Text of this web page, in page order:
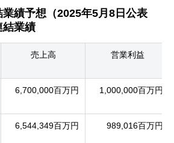
業績予想（2025年5月8日公表
結業績
売上高 営業利益
6,700,000百万円 1,000,000百万円
6,544,349百万円 989,016百万円